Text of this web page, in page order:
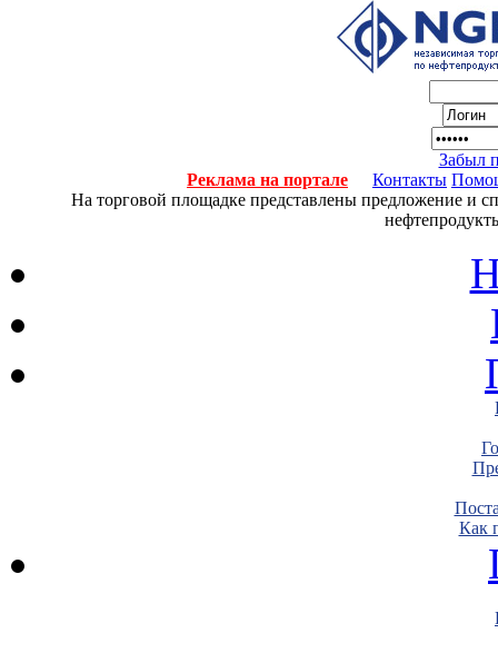
Забыл
Реклама на портале
Контакты
На торговой площадке представлены предложение и
Как